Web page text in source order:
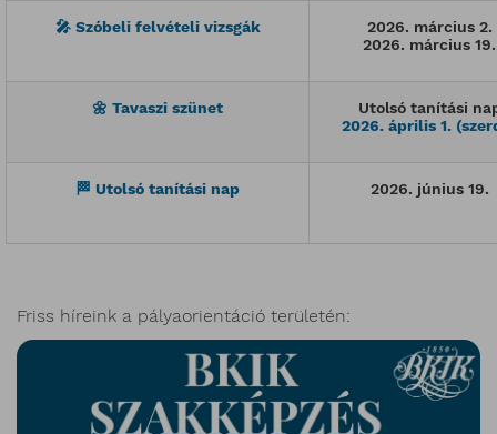
🎤Szóbeli felvételi vizsgák
2026. március 2.
2026. március 19.
🌼 Tavaszi szünet
Utolsó tanítási
2026. április 1.
🏁 Utolsó tanítási nap 2026. június 19.
Friss híreink a pályaorientáció területén: